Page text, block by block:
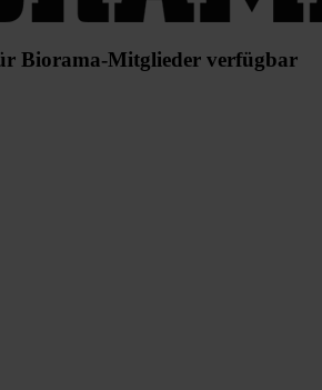
Biorama-Mitglieder verfügbar